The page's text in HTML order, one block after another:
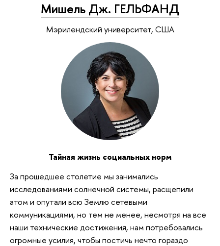
Мишель Дж. ГЕЛЬФАНД
Мэрилендский университет, США
Тайная жизнь социальных норм
За прошедшее столетие мы занимались
исследованиями солнечной системы, расщепили
атом и опутали всю Землю сетевыми
коммуникациями, но тем не менее, несмотря на все
наши технические достижения, нам потребовались
огромные усилия, чтобы постичь нечто гораздо